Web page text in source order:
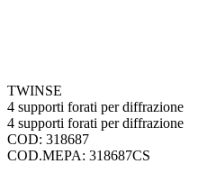
TWINSE
4 supporti forati per diffrazione
4 supporti forati per diffrazione
COD: 318687
COD.MEPA: 318687CS